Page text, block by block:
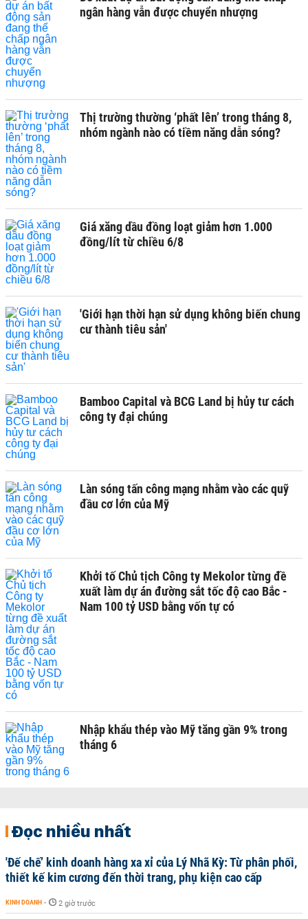
ngân hàng vẫn được chuyển nhượng
Thị trường thường ‘phất lên’ trong tháng 8,
nhóm ngành nào có tiềm năng dẫn sóng?
Giá xăng dầu đồng loạt giảm hơn 1.000
đồng/lít từ chiều 6/8
'Giới hạn thời hạn sử dụng không biến chung
cư thành tiêu sản'
Bamboo Capital và BCG Land bị hủy tư cách
công ty đại chúng
Làn sóng tấn công mạng nhằm vào các quỹ
đầu cơ lớn của Mỹ
Khởi tố Chủ tịch Công ty Mekolor từng đề
xuất làm dự án đường sắt tốc độ cao Bắc -
Nam 100 tỷ USD bằng vốn tự có
Nhập khẩu thép vào Mỹ tăng gần 9% trong
tháng 6
Đọc nhiều nhất
'Đế chế’ kinh doanh hàng xa xỉ của Lý Nhã Kỳ: Từ phân phối,
thiết kế kim cương đến thời trang, phụ kiện cao cấp
KINH DOANH - 2 giờ trước